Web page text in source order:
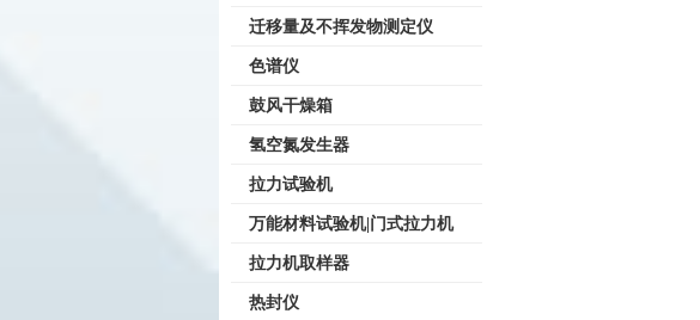
迁移量及不挥发物测定仪
色谱仪
鼓风干燥箱
氢空氮发生器
拉力试验机
万能材料试验机|门式拉力机
拉力机取样器
热封仪